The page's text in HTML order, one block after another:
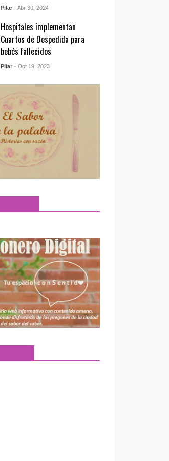
Pilar - Abr 30, 2024
Hospitales implementan
Cuartos de Despedida para
bebés fallecidos
Pilar - Oct 19, 2023